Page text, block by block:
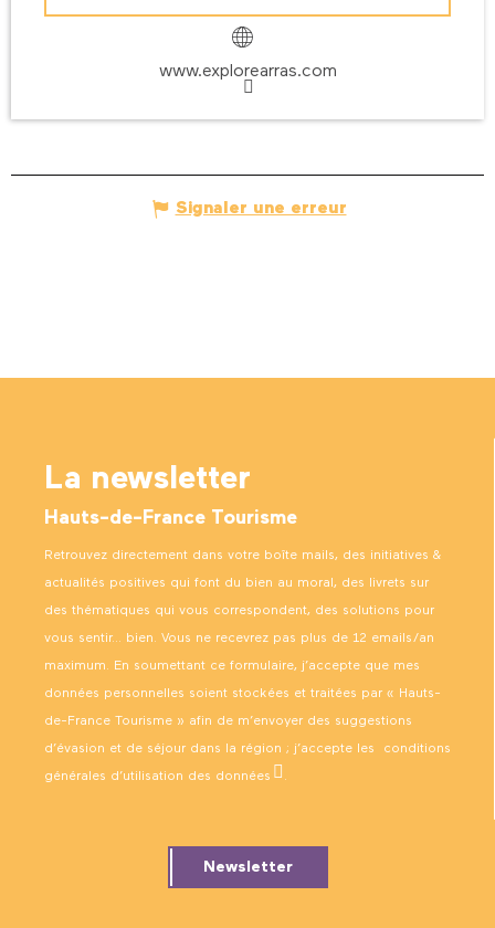
www.explorearras.com
Signaler une erreur
La newsletter
Hauts-de-France Tourisme
Retrouvez directement dans votre boîte mails, des initiatives &
actualités positives qui font du bien au moral, des livrets sur
des thématiques qui vous correspondent, des solutions pour
vous sentir… bien. Vous ne recevrez pas plus de 12 emails/an
maximum. En soumettant ce formulaire, j’accepte que mes
données personnelles soient stockées et traitées par « Hauts-
de-France Tourisme » afin de m’envoyer des suggestions
d’évasion et de séjour dans la région ; j’accepte les conditions
générales d’utilisation des données .
Newsletter